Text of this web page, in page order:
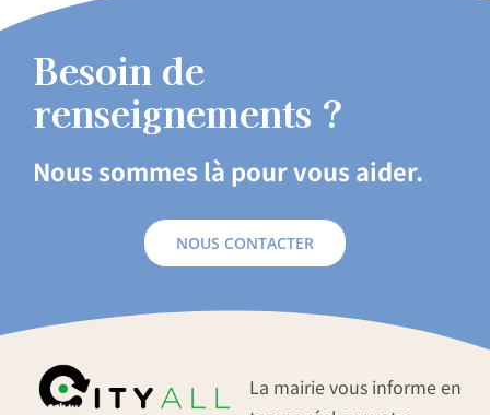
Besoin de
renseignements ?
Nous sommes là pour vous aider.
NOUS CONTACTER
La mairie vous informe en